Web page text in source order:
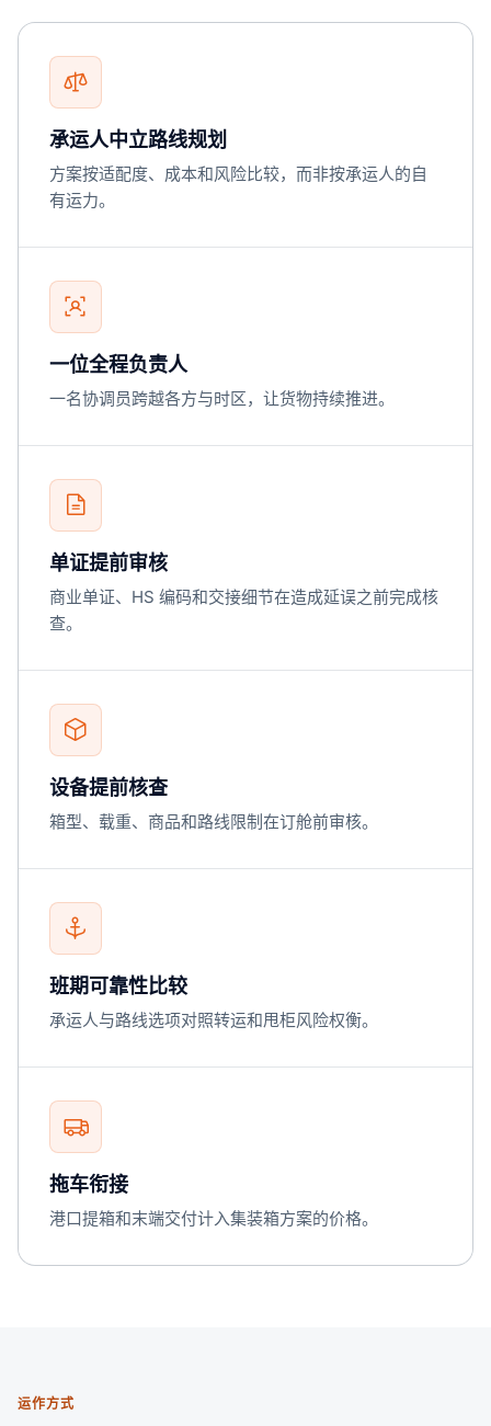
承运人中立路线规划
方案按适配度、成本和风险比较，而非按承运人的自
有运力。
一位全程负责人
一名协调员跨越各方与时区，让货物持续推进。
单证提前审核
商业单证、HS 编码和交接细节在造成延误之前完成核
查。
设备提前核查
箱型、载重、商品和路线限制在订舱前审核。
班期可靠性比较
承运人与路线选项对照转运和甩柜风险权衡。
拖车衔接
港口提箱和末端交付计入集装箱方案的价格。
运作方式